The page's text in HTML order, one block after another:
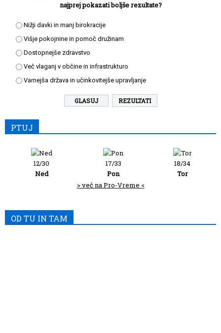
najprej pokazati boljše rezultate?
Nižji davki in manj birokracije
Višje pokojnine in pomoč družinam
Dostopnejše zdravstvo
Več vlaganj v občine in infrastrukturo
Varnejša država in učinkovitejše upravljanje
REZULTATI
PTUJ
12/30
Ned
17/33
Pon
18/34
Tor
> več na Pro-Vreme <
OD TU IN TAM